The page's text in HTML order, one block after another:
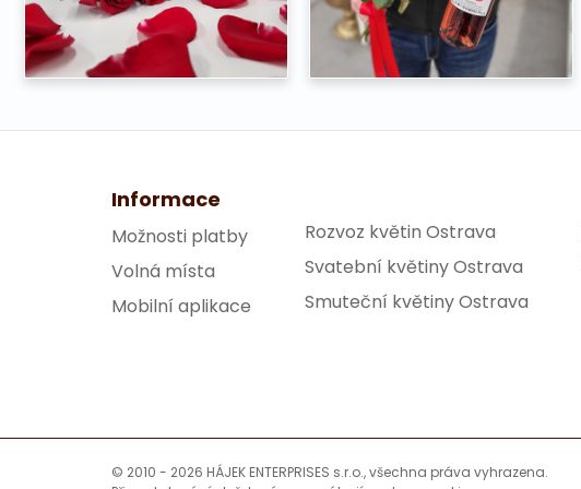
Informace
Možnosti platby
Volná místa
Mobilní aplikace
Rozvoz květin Ostrava
Svatební květiny Ostrava
Smuteční květiny Ostrava
© 2010 - 2026 HÁJEK ENTERPRISES s.r.o., všechna práva vyhrazena.